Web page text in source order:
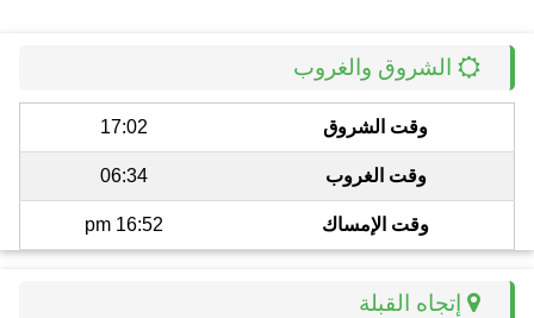
الشروق والغروب
وقت الشروق 17:02
وقت الغروب 06:34
وقت الإمساك 16:52 pm
إتجاه القبلة